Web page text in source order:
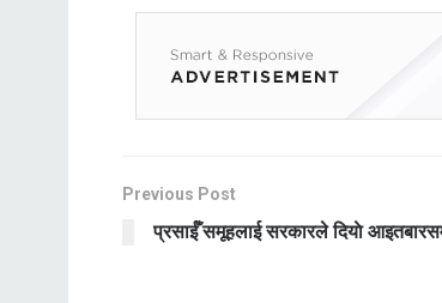
Previous Post
प्रसाईँ समूहलाई सरकारले दियाे